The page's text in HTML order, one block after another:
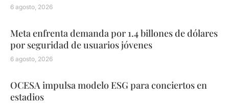
6 agosto, 2026
Meta enfrenta demanda por 1.4 billones de dólares
por seguridad de usuarios jóvenes
6 agosto, 2026
OCESA impulsa modelo ESG para conciertos en
estadios